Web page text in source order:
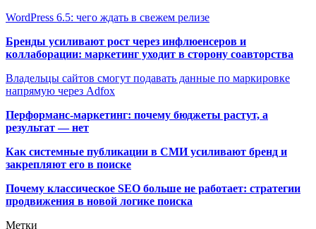
WordPress 6.5: чего ждать в свежем релизе
Бренды усиливают рост через инфлюенсеров и
коллаборации: маркетинг уходит в сторону соавторства
Владельцы сайтов смогут подавать данные по маркировке
напрямую через Adfox
Перформанс-маркетинг: почему бюджеты растут, а
результат — нет
Как системные публикации в СМИ усиливают бренд и
закрепляют его в поиске
Почему классическое SEO больше не работает: стратегии
продвижения в новой логике поиска
Метки